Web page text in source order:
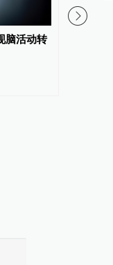
脑活动转